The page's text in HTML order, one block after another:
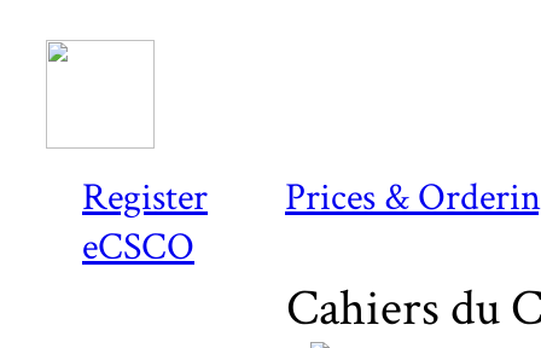
Register
Prices &
eCSCO
Cahiers du